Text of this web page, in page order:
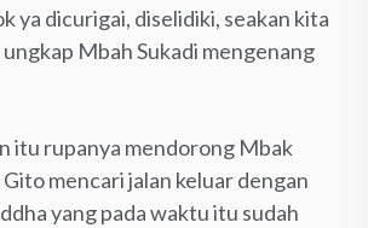
ya dicurigai, diselidiki, seakan kita
ungkap Mbah Sukadi mengenang
itu rupanya mendorong Mbak
mencari jalan keluar dengan
yang pada waktu itu sudah